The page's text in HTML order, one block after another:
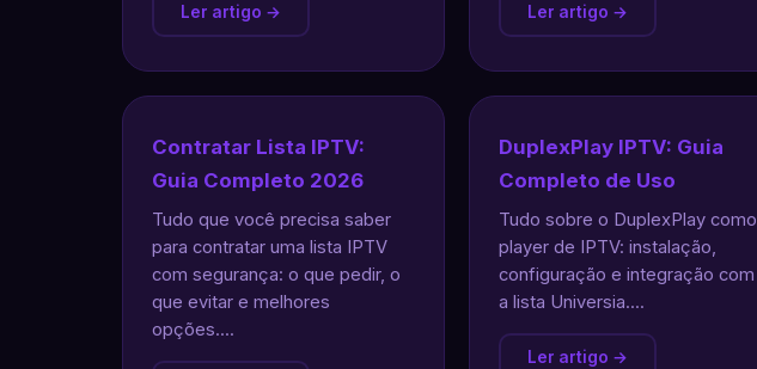
Ler artigo → Ler artigo →
Contratar Lista IPTV:
Guia Completo 2026
Tudo que você precisa saber
para contratar uma lista IPTV
com segurança: o que pedir, o
que evitar e melhores
opções....
DuplexPlay IPTV: Guia
Completo de Uso
Tudo sobre o DuplexPlay como
player de IPTV: instalação,
configuração e integração com
a lista Universia....
Ler artigo →